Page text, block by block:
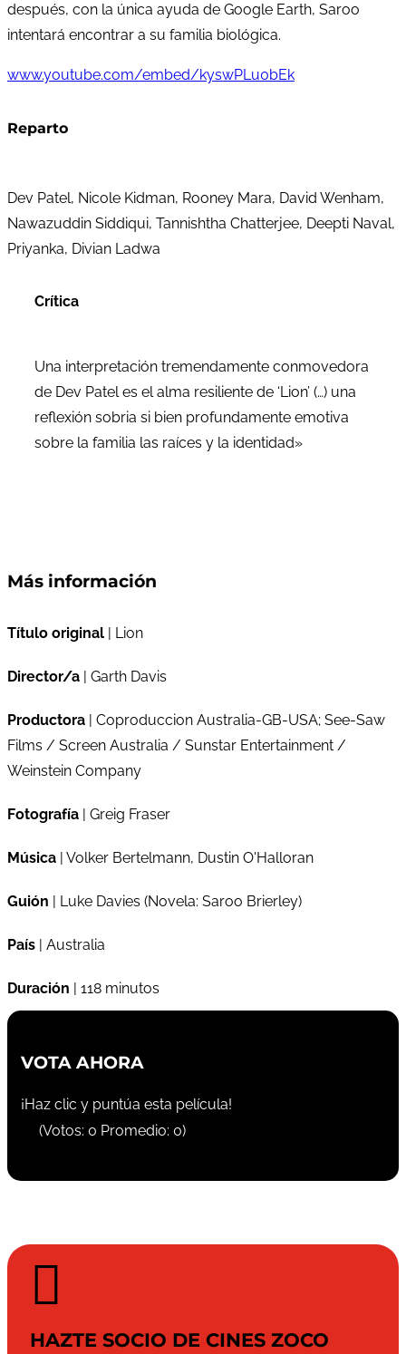
después, con la única ayuda de Google Earth, Saroo
intentará encontrar a su familia biológica.
www.youtube.com/embed/kyswPLu0bEk
Reparto
Dev Patel, Nicole Kidman, Rooney Mara, David Wenham,
Nawazuddin Siddiqui, Tannishtha Chatterjee, Deepti Naval,
Priyanka, Divian Ladwa
Crítica
Una interpretación tremendamente conmovedora
de Dev Patel es el alma resiliente de ‘Lion’ (…) una
reflexión sobria si bien profundamente emotiva
sobre la familia las raíces y la identidad»
Más información
Título original | Lion
Director/a | Garth Davis
Productora | Coproduccion Australia-GB-USA; See-Saw
Films / Screen Australia / Sunstar Entertainment /
Weinstein Company
Fotografía | Greig Fraser
Música | Volker Bertelmann, Dustin O'Halloran
Guión | Luke Davies (Novela: Saroo Brierley)
País | Australia
Duración | 118 minutos
VOTA AHORA
¡Haz clic y puntúa esta película!
(Votos: 0 Promedio: 0)

HAZTE SOCIO DE CINES ZOCO